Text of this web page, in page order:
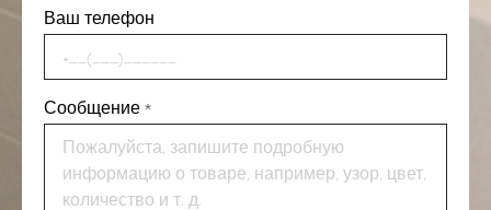
Ваш телефон
Сообщение*